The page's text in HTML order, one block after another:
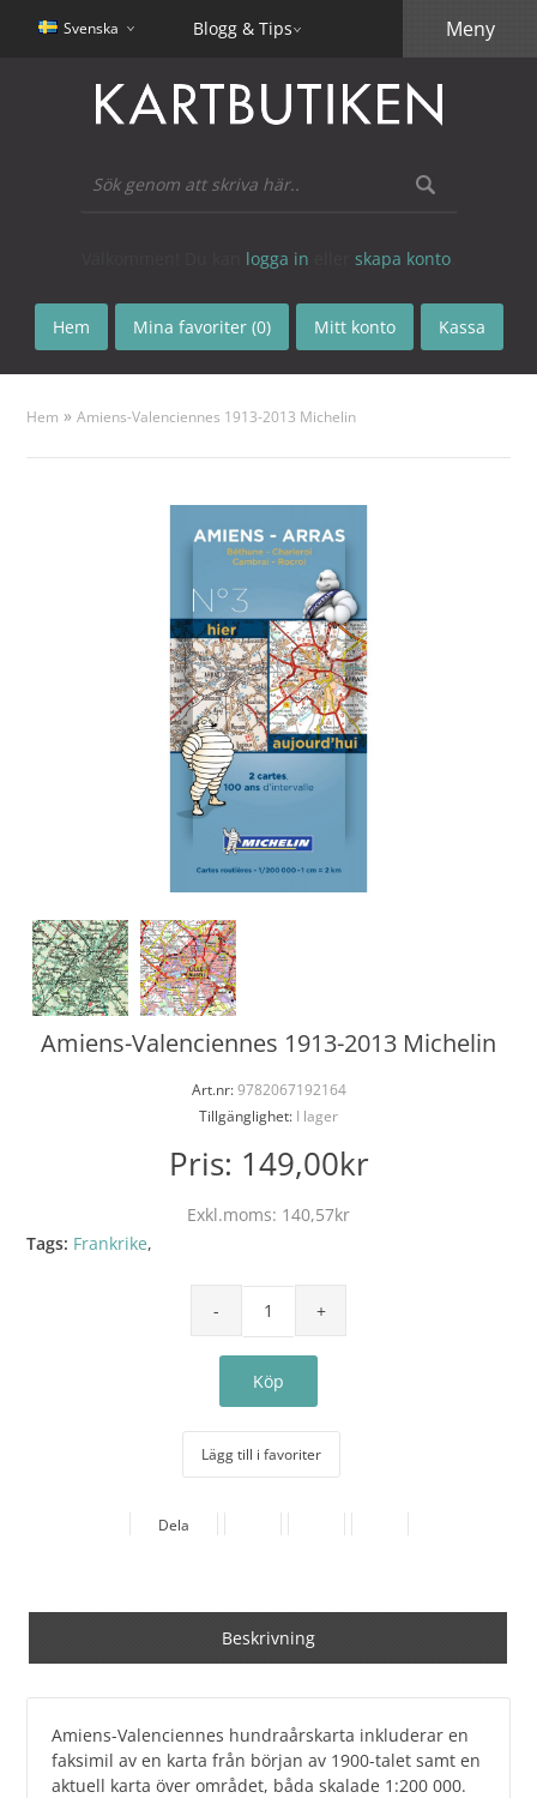
Svenska Blogg & Tips
logga in skapa konto
Hem Mina favoriter (0) Mitt konto Kassa
Meny
Hem »Amiens-Valenciennes 1913-2013 Michelin
Amiens-Valenciennes 1913-2013 Michelin
Art.nr:9782067192164
Tillgänglighet: I lager
Pris: 149,00kr
Exkl.moms: 140,57kr
Tags: Frankrike,
Lägg till i favoriter
Dela
Beskrivning
Amiens-Valenciennes hundraårskarta inkluderar en
faksimil av en karta från början av 1900-talet samt en
aktuell karta över området, båda skalade 1:200 000.